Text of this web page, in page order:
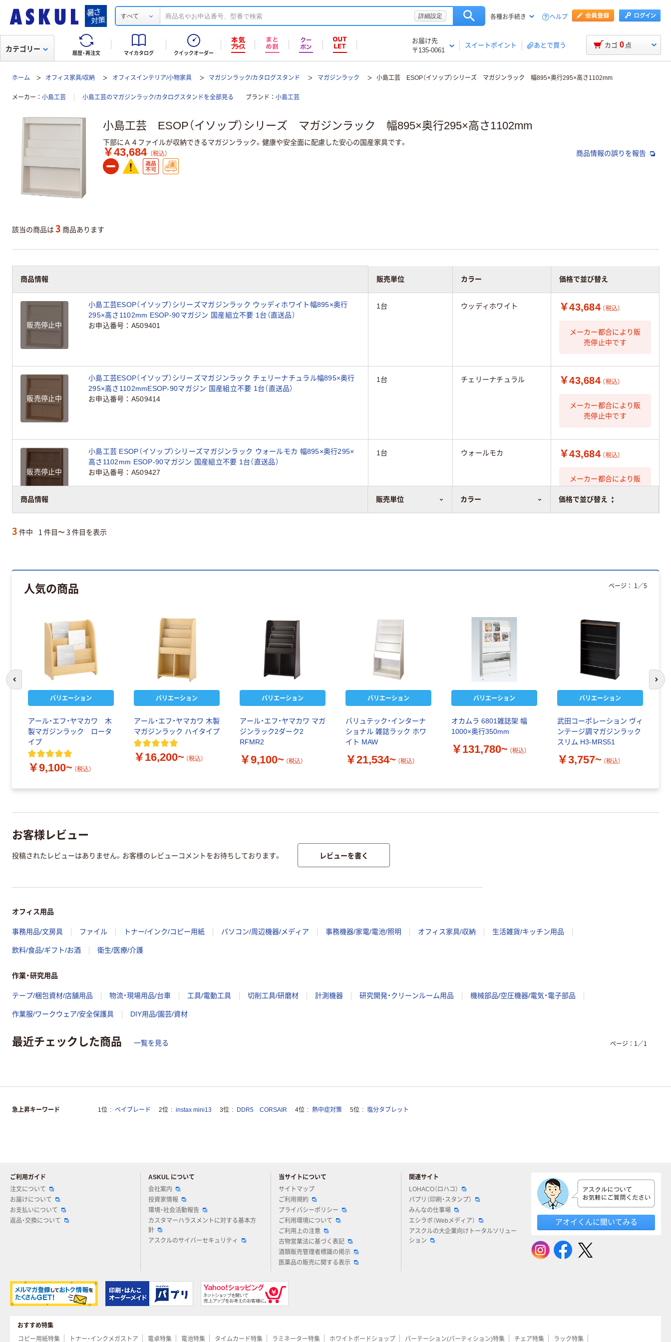
すべて 詳細設定 各種お手続き ヘルプ
履歴・再注文 マイカタログ クイックオーダー
お届け先
〒135-0061
スイートポイント あとで買う
カテゴリー カゴ 0 点
ホーム オフィス家具/収納 オフィスインテリア/小物家具 マガジンラック/カタログスタンド マガジンラック 小島工芸 ESOP（イソップ）シリーズ マガジンラック 幅895×奥行295×高さ1102mm
メーカー 小島工芸 小島工芸のマガジンラック/カタログスタンドを全部見る ブランド 小島工芸
小島工芸 ESOP（イソップ）シリーズ マガジンラック 幅895×奥行295×高さ1102mm
下部にＡ４ファイルが収納できるマガジンラック。健康や安全面に配慮した安心の国産家具です。
￥43,684 （税込） 商品情報の誤りを報告
該当の商品は 3 商品あります
商品情報 販売単位 カラー 価格で並び替え
商品情報 販売単位 カラー 価格で並び替え
販売停止中
小島工芸ESOP（イソップ）シリーズマガジンラック ウッディホワイト幅895×奥行
295×高さ1102mm ESOP-90マガジン 国産組立不要 1台（直送品）
お申込番号
A509401
1台 ウッディホワイト ￥43,684 （税込）
メーカー都合により販
売停止中です
販売停止中
小島工芸ESOP（イソップ）シリーズマガジンラック チェリーナチュラル幅895×奥行
295×高さ1102mmESOP-90マガジン 国産組立不要 1台（直送品）
お申込番号
A509414
1台 チェリーナチュラル ￥43,684 （税込）
メーカー都合により販
売停止中です
販売停止中
小島工芸 ESOP（イソップ）シリーズマガジンラック ウォールモカ 幅895×奥行295×
高さ1102mm ESOP-90マガジン 国産組立不要 1台（直送品）
お申込番号
A509427
1台 ウォールモカ ￥43,684 （税込）
メーカー都合により販
3 件中 1 件目〜 3 件目を表示
人気の商品
バリエーション
アール・エフ・ヤマカワ 木
製マガジンラック ロータ
イプ
￥9,100~ （税込）
バリエーション
アール・エフ・ヤマカワ 木製
マガジンラック ハイタイプ
￥16,200~ （税込）
バリエーション
アール・エフ・ヤマカワ マガ
ジンラック2ダーク2
RFMR2
￥9,100~ （税込）
バリエーション
バリュテック・インターナ
ショナル 雑誌ラック ホワ
イト MAW
￥21,534~ （税込）
バリエーション
オカムラ 6801雑誌架 幅
1000×奥行350mm
￥131,780~ （税込）
バリエーション
武田コーポレーション ヴィ
ンテージ調マガジンラック
スリム H3-MRS51
￥3,757~ （税込）
ページ： 1 ／5
次
お客様レビュー
投稿されたレビューはありません。お客様のレビューコメントをお待ちしております。 レビューを書く
オフィス用品
事務用品/文房具 ファイル トナー/インク/コピー用紙 パソコン/周辺機器/メディア 事務機器/家電/電池/照明 オフィス家具/収納 生活雑貨/キッチン用品
飲料/食品/ギフト/お酒 衛生/医療/介護
作業・研究用品
テープ/梱包資材/店舗用品 物流・現場用品/台車 工具/電動工具 切削工具/研磨材 計測機器 研究開発・クリーンルーム用品 機械部品/空圧機器/電気・電子部品
作業服/ワークウェア/安全保護具 DIY用品/園芸/資材
最近チェックした商品 一覧を見る ページ： 1 ／1
急上昇キーワード 1位 ベイブレード 2位 instax mini13 3位 DDR5 CORSAIR 4位 熱中症対策 5位 塩分タブレット
ご利用ガイド
注文について
お届けについて
お支払いについて
返品・交換について
ASKUL について
会社案内
投資家情報
環境・社会活動報告
カスタマーハラスメントに対する基本方
針
アスクルのサイバーセキュリティ
当サイトについて
サイトマップ
ご利用規約
プライバシーポリシー
ご利用環境について
ご利用上の注意
古物営業法に基づく表記
酒類販売管理者標識の掲示
医薬品の販売に関する表示
関連サイト
LOHACO（ロハコ）
パプリ（印刷・スタンプ）
みんなの仕事場
エシラボ（Webメディア）
アスクルの大企業向けトータルソリュー
ション
アスクルについてお気軽にご質問ください
アオイくんに聞いてみる
おすすめ特集
コピー用紙特集
トナー・インクメガストア 電卓特集 電池特集 タイムカード特集 ラミネーター特集 ホワイトボードショップ パーテーション(パーティション)特集 チェア特集 ラック特集